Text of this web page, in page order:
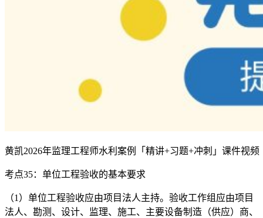
黄凯2026年监理工程师水利案例「精讲+习题+冲刺」课件视频
考点35：单位工程验收的基本要求
（1）单位工程验收应由项目法人主持。验收工作组应由项目
法人、勘测、设计、监理、施工、主要设备制造（供应）商、